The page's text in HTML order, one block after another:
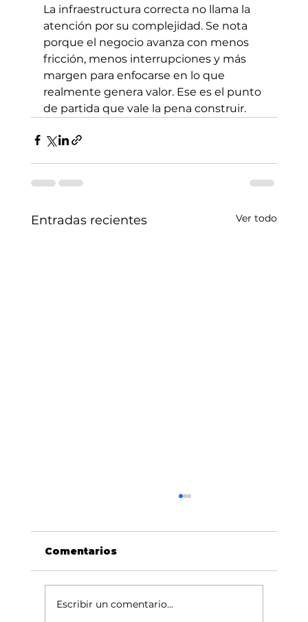
La infraestructura correcta no llama la
atención por su complejidad. Se nota
porque el negocio avanza con menos
fricción, menos interrupciones y más
margen para enfocarse en lo que
realmente genera valor. Ese es el punto
de partida que vale la pena construir.
Entradas recientes Ver todo
Comentarios
Escribir un comentario...